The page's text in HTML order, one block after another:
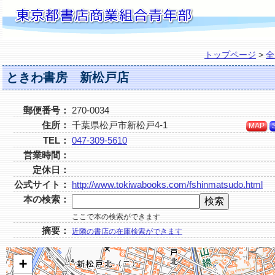
トップページ >
ときわ書房 新松戸店
郵便番号：
270-0034
住所： 千葉県松戸市新松戸4-1 MAP
TEL： 047-309-5610
営業時間：
定休日：
公式サイト：
http://www.tokiwabooks.com/fshinmatsudo.html
本の検索：
ここで本の検索ができます
摘要： 近隣の書店の在庫検索ができます
+